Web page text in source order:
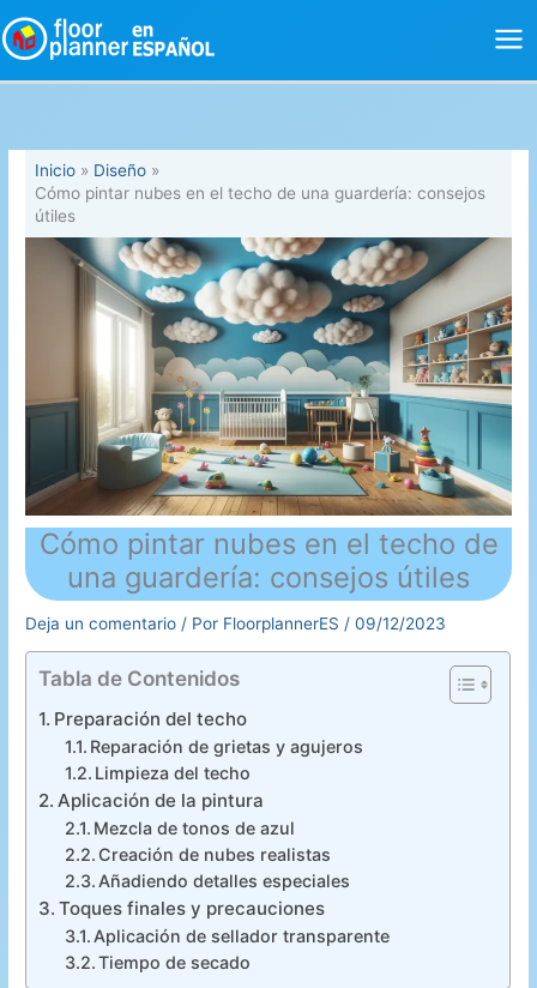
al
contenido
Inicio
Diseño
Cómo pintar nubes en el techo de una guardería: consejos
útiles
Cómo pintar nubes en el techo de
una guardería: consejos útiles
Deja un comentario / Por FloorplannerES /09/12/2023
Tabla de Contenidos
Preparación del techo
Reparación de grietas y agujeros
Limpieza del techo
Aplicación de la pintura
Mezcla de tonos de azul
Creación de nubes realistas
Añadiendo detalles especiales
Toques finales y precauciones
Aplicación de sellador transparente
Tiempo de secado